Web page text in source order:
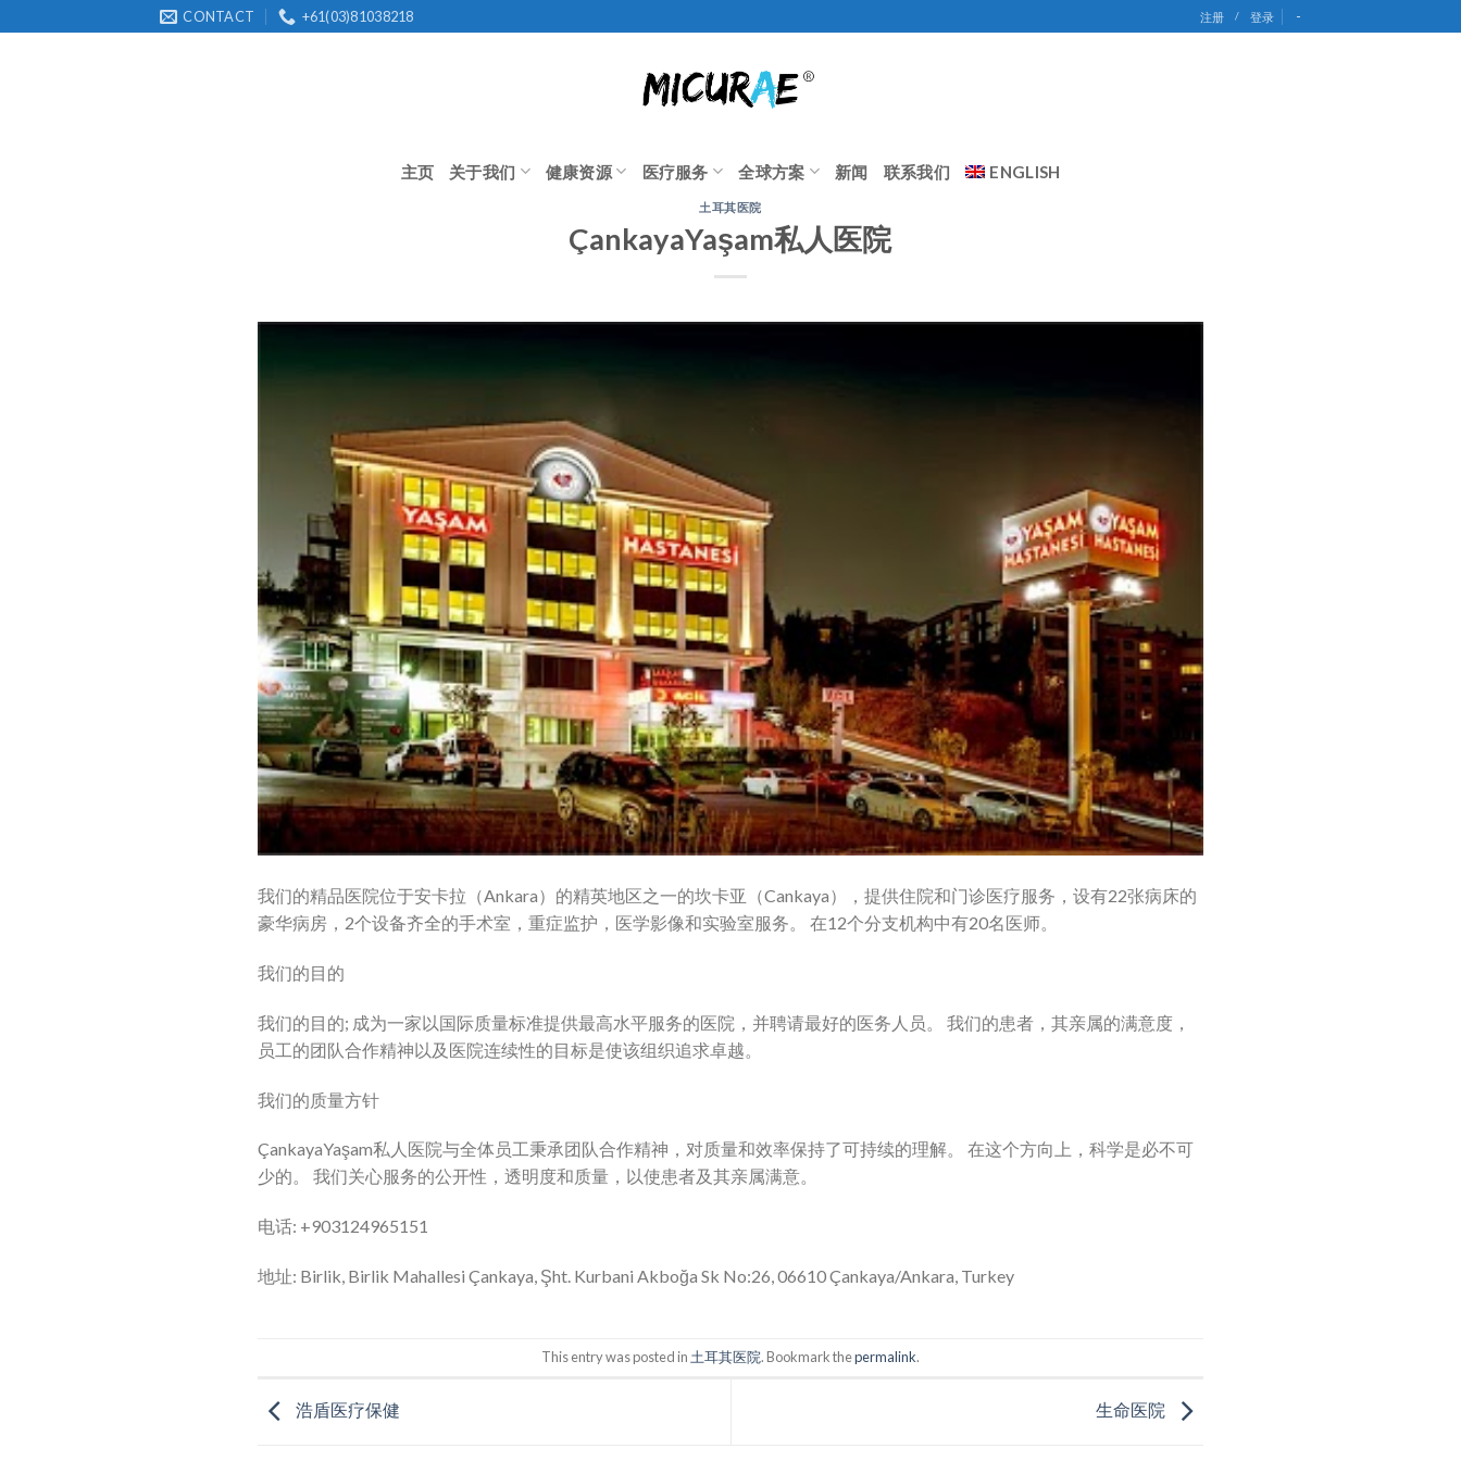
to
CONTACT +61(03)81038218 注册 / 登录 -
主页 关于我们 健康资源 医疗服务 全球方案 新闻 联系我们 ENGLISH
土耳其医院
ÇankayaYaşam私人医院
我们的精品医院位于安卡拉（Ankara）的精英地区之一的坎卡亚（Cankaya），提供住院和门诊医疗服务，设有22张病床的
豪华病房，2个设备齐全的手术室，重症监护，医学影像和实验室服务。 在12个分支机构中有20名医师。
我们的目的
我们的目的; 成为一家以国际质量标准提供最高水平服务的医院，并聘请最好的医务人员。 我们的患者，其亲属的满意度，
员工的团队合作精神以及医院连续性的目标是使该组织追求卓越。
我们的质量方针
ÇankayaYaşam私人医院与全体员工秉承团队合作精神，对质量和效率保持了可持续的理解。 在这个方向上，科学是必不可
少的。 我们关心服务的公开性，透明度和质量，以使患者及其亲属满意。
电话: +903124965151
地址: Birlik, Birlik Mahallesi Çankaya, Şht. Kurbani Akboğa Sk No:26, 06610 Çankaya/Ankara, Turkey
This entry was posted in 土耳其医院. Bookmark thepermalink.
浩盾医疗保健 生命医院